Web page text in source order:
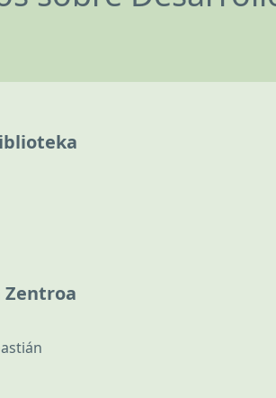
Zentroa